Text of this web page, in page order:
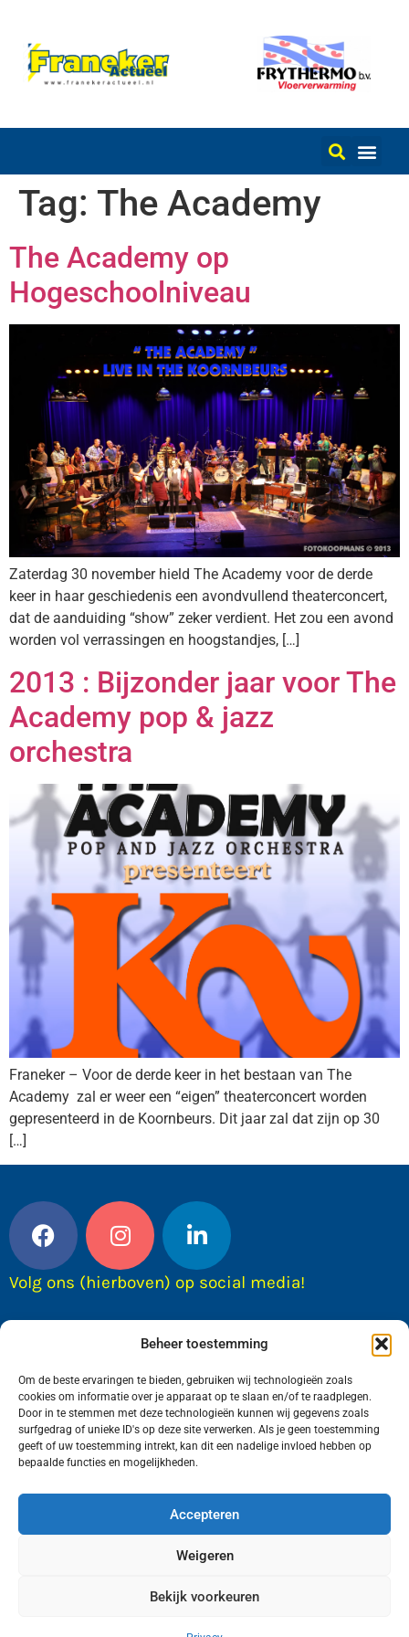
Beheer toestemming
Om de beste ervaringen te bieden, gebruiken wij technologieën zoals
cookies om informatie over je apparaat op te slaan en/of te raadplegen.
Door in te stemmen met deze technologieën kunnen wij gegevens zoals
surfgedrag of unieke ID's op deze site verwerken. Als je geen toestemming
geeft of uw toestemming intrekt, kan dit een nadelige invloed hebben op
bepaalde functies en mogelijkheden.
Accepteren
Weigeren
Bekijk voorkeuren
Tag: The Academy
The Academy op
Hogeschoolniveau
Zaterdag 30 november hield The Academy voor de derde
keer in haar geschiedenis een avondvullend theaterconcert,
dat de aanduiding “show” zeker verdient. Het zou een avond
worden vol verrassingen en hoogstandjes, […]
2013 : Bijzonder jaar voor The
Academy pop & jazz
orchestra
Franeker – Voor de derde keer in het bestaan van The
Academy zal er weer een “eigen” theaterconcert worden
gepresenteerd in de Koornbeurs. Dit jaar zal dat zijn op 30
[…]
Volg ons (hierboven) op social media!
Wij van FranekerActueel.nl verzorgen het nieuws
in de Gemeente Waadhoeke. Met als hoofdplaats
Copyright © FranekerActueel 2009-2026